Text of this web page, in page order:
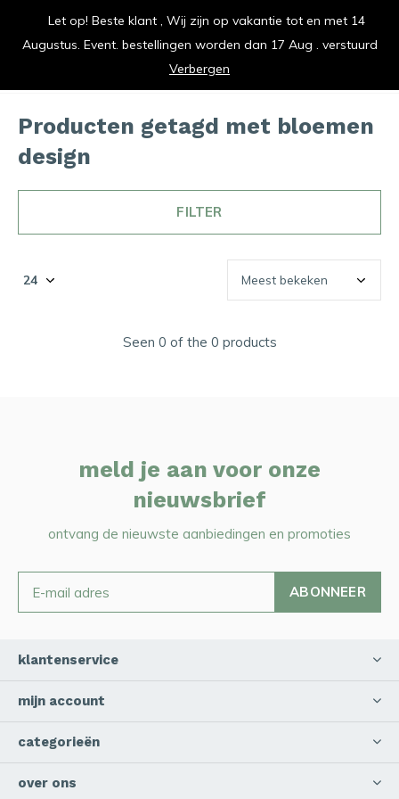
vrolijk je keuken op
Producten getagd met bloemen
design
FILTER
Seen 0 of the 0 products
meld je aan voor onze
nieuwsbrief
ontvang de nieuwste aanbiedingen en promoties
ABONNEER
klantenservice
mijn account
categorieën
over ons
Let op! Beste klant , Wij zijn op vakantie tot en met 14
Augustus. Event. bestellingen worden dan 17 Aug . verstuurd
Verbergen